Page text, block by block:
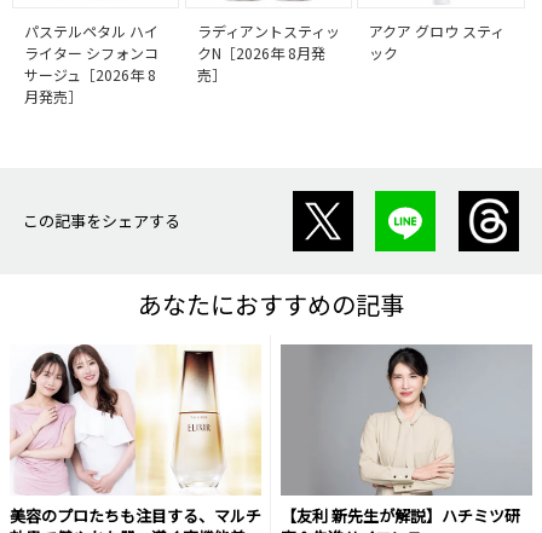
パステルペタル ハイ
ライター シフォンコ
サージュ［2026年 8
月発売］
ラディアントスティッ
クN［2026年 8月発
売］
アクア グロウ スティ
ック
この記事をシェアする
あなたにおすすめの記事
美容のプロたちも注目する、マルチ
【友利 新先生が解説】ハチミツ研